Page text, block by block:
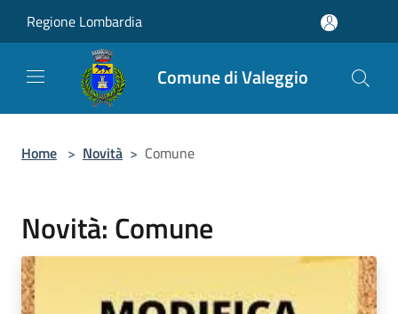
Regione Lombardia
Comune di Valeggio
Home > Novità > Comune
Novità: Comune